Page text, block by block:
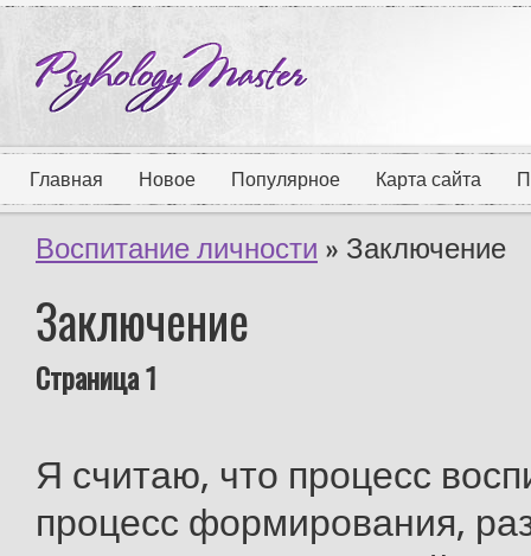
Главная Новое Популярное Карта сайта
Воспитание личности » Заключение
Заключение
Страница 1
Я считаю, что процесс
процесс формирования,